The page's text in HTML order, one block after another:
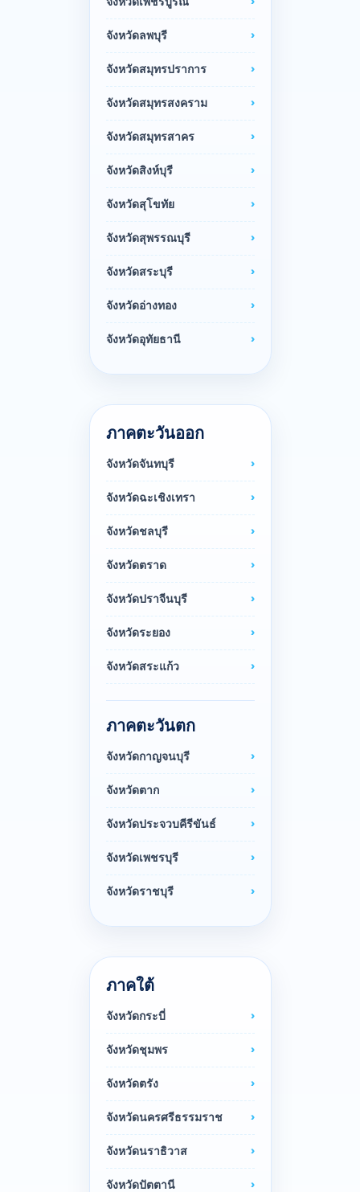
จังหวัดลพบุรี
จังหวัดสมุทรปราการ
จังหวัดสมุทรสงคราม
จังหวัดสมุทรสาคร
จังหวัดสิงห์บุรี
จังหวัดสุโขทัย
จังหวัดสุพรรณบุรี
จังหวัดสระบุรี
จังหวัดอ่างทอง
จังหวัดอุทัยธานี
ภาคตะวันออก
จังหวัดจันทบุรี
จังหวัดฉะเชิงเทรา
จังหวัดชลบุรี
จังหวัดตราด
จังหวัดปราจีนบุรี
จังหวัดระยอง
จังหวัดสระแก้ว
ภาคตะวันตก
จังหวัดกาญจนบุรี
จังหวัดตาก
จังหวัดประจวบคีรีขันธ์
จังหวัดเพชรบุรี
จังหวัดราชบุรี
ภาคใต้
จังหวัดกระบี่
จังหวัดชุมพร
จังหวัดตรัง
จังหวัดนครศรีธรรมราช
จังหวัดนราธิวาส
จังหวัดปัตตานี